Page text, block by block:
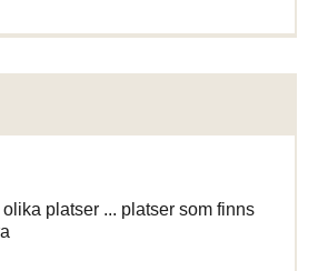
platser ... platser som finns